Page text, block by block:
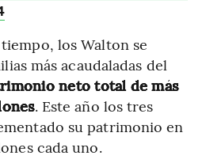
los Walton se
más acaudaladas del
neto total de más
. Este año los tres
su patrimonio en
cada uno.